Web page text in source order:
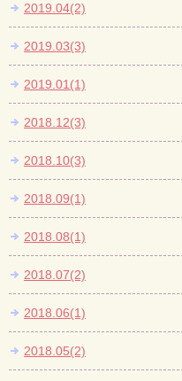
2019.04(2)
2019.03(3)
2019.01(1)
2018.12(3)
2018.10(3)
2018.09(1)
2018.08(1)
2018.07(2)
2018.06(1)
2018.05(2)